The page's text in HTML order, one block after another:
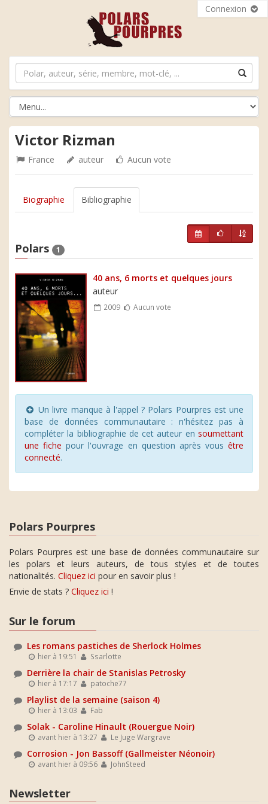
Connexion
Victor Rizman
France auteur Aucun vote
Biographie Bibliographie
Polars 1
40 ans, 6 morts et quelques jours
auteur
2009 Aucun vote
Un livre manque à l'appel ? Polars Pourpres est une
base de données communautaire : n'hésitez pas à
compléter la bibliographie de cet auteur en soumettant
une fiche pour l'ouvrage en question après vous être
connecté.
Polars Pourpres
Polars Pourpres est une base de données communautaire sur
les polars et leurs auteurs, de tous styles et de toutes
nationalités. Cliquez ici pour en savoir plus !
Envie de stats ? Cliquez ici !
Sur le forum
Les romans pastiches de Sherlock Holmes
hier à 19:51 Ssarlotte
Derrière la chair de Stanislas Petrosky
hier à 17:17 patoche77
Playlist de la semaine (saison 4)
hier à 13:03 Fab
Solak - Caroline Hinault (Rouergue Noir)
avant hier à 13:27 Le Juge Wargrave
Corrosion - Jon Bassoff (Gallmeister Néonoir)
avant hier à 09:56 JohnSteed
Newsletter